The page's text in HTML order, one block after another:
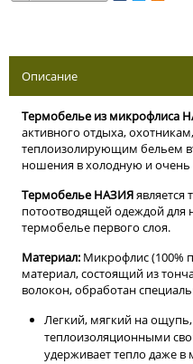
Описание
Термобелье из микрофлиса
активного отдыха,
теплоизолирующим бельем
ношения в холодную и
Термобелье НАЗИЯ
потоотводящей одеждой для
термобелье первого слоя.
Материал: Микрофлис (100%
материал, состоящий из
волокон, обработан
Легкий, мягкий на
теплоизоляционными
удерживает тепло даже